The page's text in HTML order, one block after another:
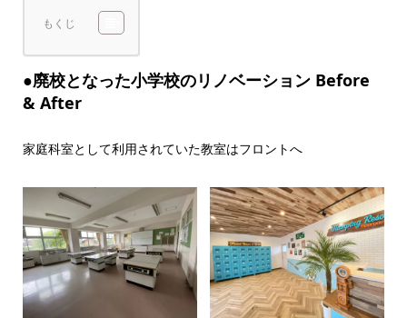
もくじ
●廃校となった小学校のリノベーション Before
& After
家庭科室として利用されていた教室はフロントへ